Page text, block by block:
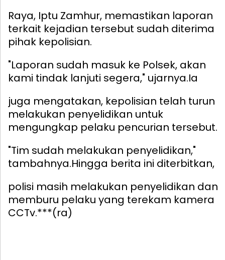
Raya, Iptu Zamhur, memastikan laporan
terkait kejadian tersebut sudah diterima
pihak kepolisian.
"Laporan sudah masuk ke Polsek, akan
kami tindak lanjuti segera," ujarnya.Ia
juga mengatakan, kepolisian telah turun
melakukan penyelidikan untuk
mengungkap pelaku pencurian tersebut.
"Tim sudah melakukan penyelidikan,"
tambahnya.Hingga berita ini diterbitkan,
polisi masih melakukan penyelidikan dan
memburu pelaku yang terekam kamera
CCTv.***(ra)